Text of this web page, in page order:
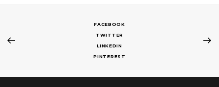
FACEBOOK
TWITTER
LINKEDIN
PINTEREST